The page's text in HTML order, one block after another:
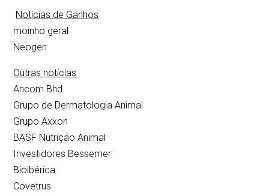
Notícias de Ganhos
moinho geral
Neogen
Outras notícias
Ancom Bhd
Grupo de Dermatologia Animal
Grupo Axxon
BASF Nutrição Animal
Investidores Bessemer
Bioibérica
Covetrus